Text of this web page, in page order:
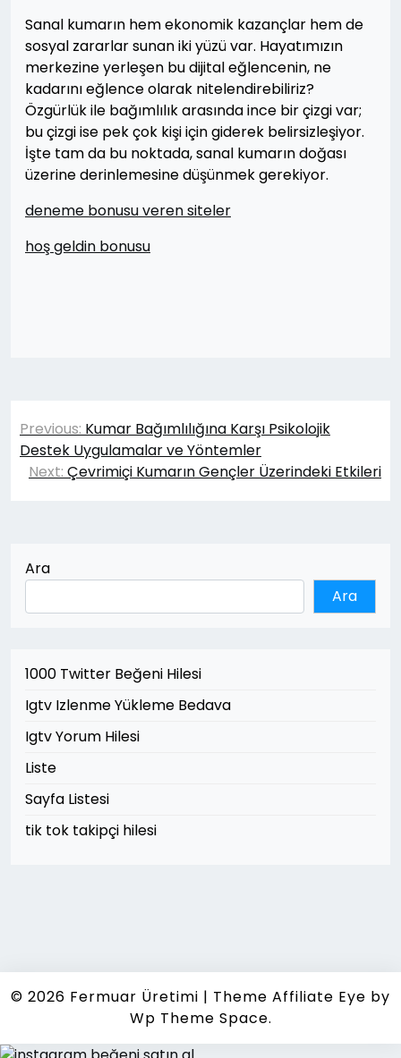
Sanal kumarın hem ekonomik kazançlar hem de
sosyal zararlar sunan iki yüzü var. Hayatımızın
merkezine yerleşen bu dijital eğlencenin, ne
kadarını eğlence olarak nitelendirebiliriz?
Özgürlük ile bağımlılık arasında ince bir çizgi var;
bu çizgi ise pek çok kişi için giderek belirsizleşiyor.
İşte tam da bu noktada, sanal kumarın doğası
üzerine derinlemesine düşünmek gerekiyor.
deneme bonusu veren siteler
hoş geldin bonusu
Yazı
gezinmesi
Previous: Kumar Bağımlılığına Karşı Psikolojik
Destek Uygulamalar ve Yöntemler
Next: Çevrimiçi Kumarın Gençler Üzerindeki Etkileri
Ara
Ara
1000 Twitter Beğeni Hilesi
Igtv Izlenme Yükleme Bedava
Igtv Yorum Hilesi
Liste
Sayfa Listesi
tik tok takipçi hilesi
© 2026 Fermuar Üretimi | Theme Affiliate Eye by
Wp Theme Space.